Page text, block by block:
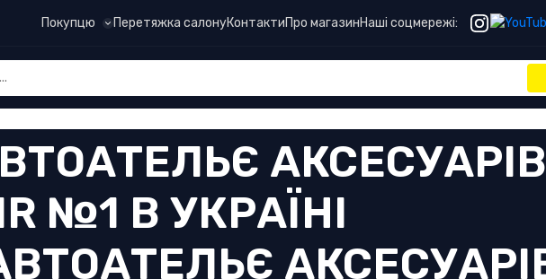
Покупцю Перетяжка салонуКонтактиПро магазинНаші соцмережі:
АКСЕСУАРІВ
№1 В УКРАЇНІ